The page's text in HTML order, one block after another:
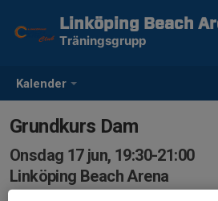
Kalender
Linköping Beach
Träningsgrupp
Grundkurs Dam
Onsdag 17 jun, 19:30-21:00
Linköping Beach Arena